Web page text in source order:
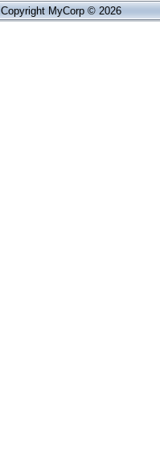
Copyright MyCorp © 2026